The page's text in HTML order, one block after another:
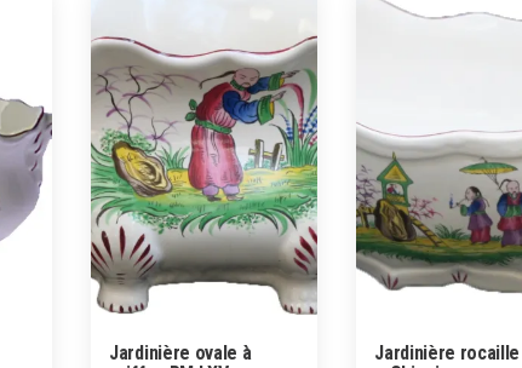
Jardinière ovale à
Jardinière rocaille